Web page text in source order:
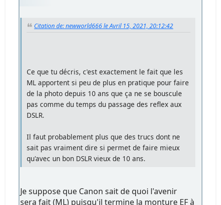
Citation de: newworld666 le Avril 15, 2021, 20:12:42
Ce que tu décris, c'est exactement le fait que les
ML apportent si peu de plus en pratique pour faire
de la photo depuis 10 ans que ça ne se bouscule
pas comme du temps du passage des reflex aux
DSLR.
Il faut probablement plus que des trucs dont ne
sait pas vraiment dire si permet de faire mieux
qu'avec un bon DSLR vieux de 10 ans.
Je suppose que Canon sait de quoi l'avenir
sera fait (ML) puisqu'il termine la monture EF à